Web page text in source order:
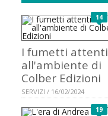
14
I fumetti attenti
all'ambiente di
Colber Edizioni
SERVIZI / 16/02/2024
19